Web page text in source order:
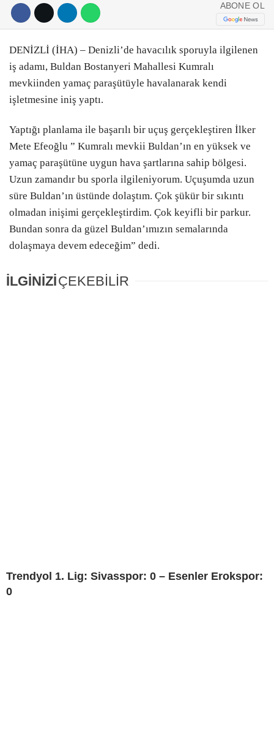
ABONE OL
DENİZLİ (İHA) – Denizli’de havacılık sporuyla ilgilenen
iş adamı, Buldan Bostanyeri Mahallesi Kumralı
mevkiinden yamaç paraşütüyle havalanarak kendi
işletmesine iniş yaptı.
Yaptığı planlama ile başarılı bir uçuş gerçekleştiren İlker
Mete Efeoğlu ” Kumralı mevkii Buldan’ın en yüksek ve
yamaç paraşütüne uygun hava şartlarına sahip bölgesi.
Uzun zamandır bu sporla ilgileniyorum. Uçuşumda uzun
süre Buldan’ın üstünde dolaştım. Çok şükür bir sıkıntı
olmadan inişimi gerçekleştirdim. Çok keyifli bir parkur.
Bundan sonra da güzel Buldan’ımızın semalarında
dolaşmaya devem edeceğim” dedi.
İLGİNİZİÇEKEBİLİR
Trendyol 1. Lig: Sivasspor: 0 – Esenler Erokspor:
0